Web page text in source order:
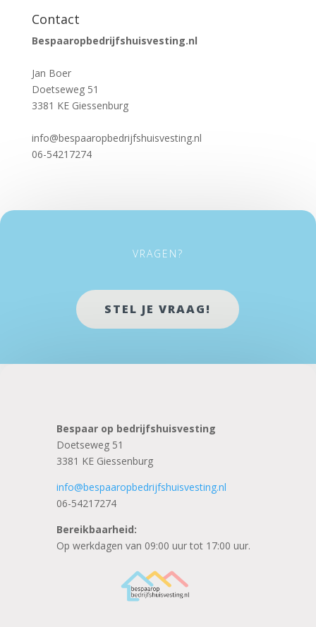
Contact
Bespaaropbedrijfshuisvesting.nl
Jan Boer
Doetseweg 51
3381 KE Giessenburg
info@bespaaropbedrijfshuisvesting.nl
06-54217274
VRAGEN?
STEL JE VRAAG!
Bespaar op bedrijfshuisvesting
Doetseweg 51
3381 KE Giessenburg
info@bespaaropbedrijfshuisvesting.nl
06-54217274
Bereikbaarheid:
Op werkdagen van 09:00 uur tot 17:00 uur.